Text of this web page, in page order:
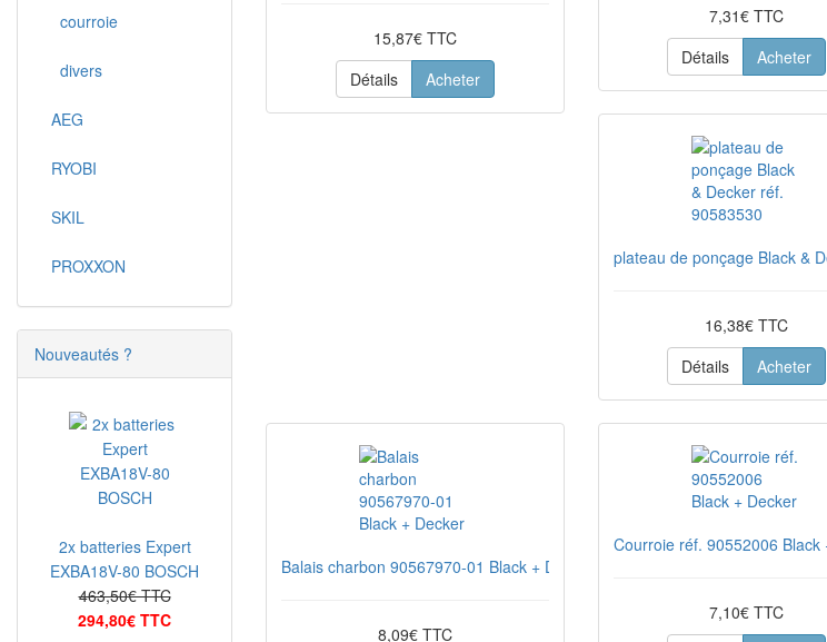
15,87€ TTC
Détails
Acheter
7,31€ TTC
Détails
Acheter
plateau de ponçage Black &
16,38€ TTC
Détails
Acheter
Balais charbon 90567970-01 Black + Decker
8,09€ TTC
Courroie réf. 90552006 Black
7,10€ TTC
courroie
divers
AEG
RYOBI
SKIL
PROXXON
Nouveautés ?
2x batteries Expert
EXBA18V-80 BOSCH
463,50€ TTC
294,80€ TTC